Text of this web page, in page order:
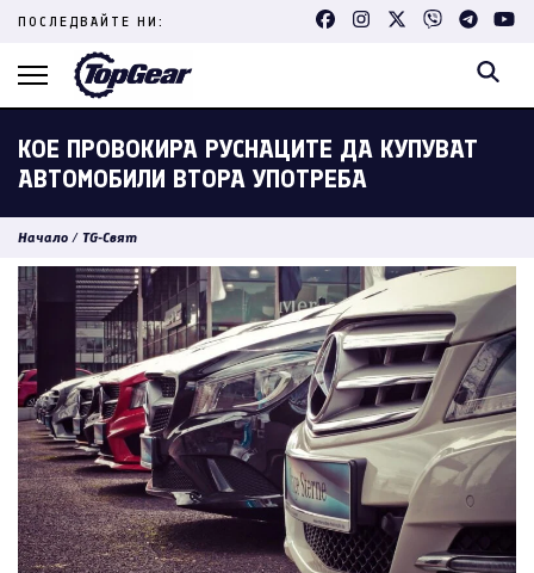
Skip
content
ПОСЛЕДВАЙТЕ НИ:
КОЕ ПРОВОКИРА РУСНАЦИТЕ ДА КУПУВАТ
АВТОМОБИЛИ ВТОРА УПОТРЕБА
Начало / TG-Свят